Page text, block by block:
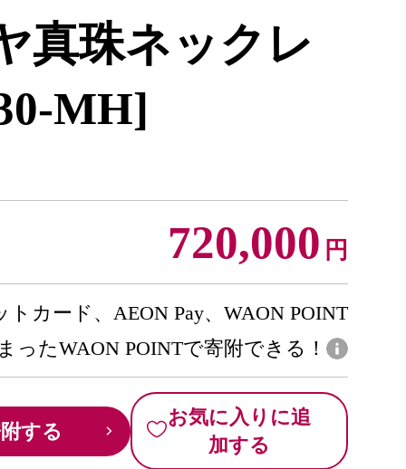
真珠ネックレ
MH]
720,000 円
トカード、AEON Pay、WAON POINT
ったWAON POINTで寄附できる！
する
お気に入りに追
加する